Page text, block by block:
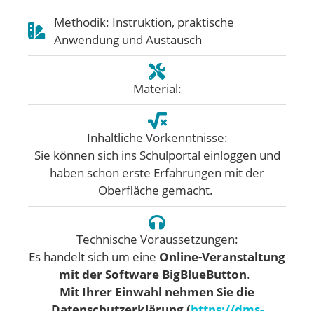
Methodik: Instruktion, praktische
Anwendung und Austausch
Material:
Inhaltliche Vorkenntnisse:
Sie können sich ins Schulportal einloggen und
haben schon erste Erfahrungen mit der
Oberfläche gemacht.
Technische Voraussetzungen:
Es handelt sich um eine Online-Veranstaltung
mit der Software BigBlueButton.
Mit Ihrer Einwahl nehmen Sie die